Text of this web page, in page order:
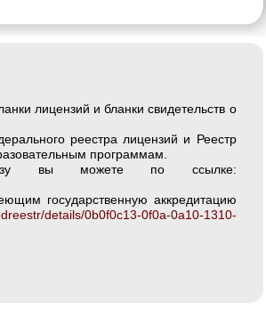
лицензий и бланки свидетельств о
реестра лицензий и Реестр
программам.
вы можете по ссылке:
государственную аккредитацию
details/0b0f0c13-0f0a-0a10-1310-